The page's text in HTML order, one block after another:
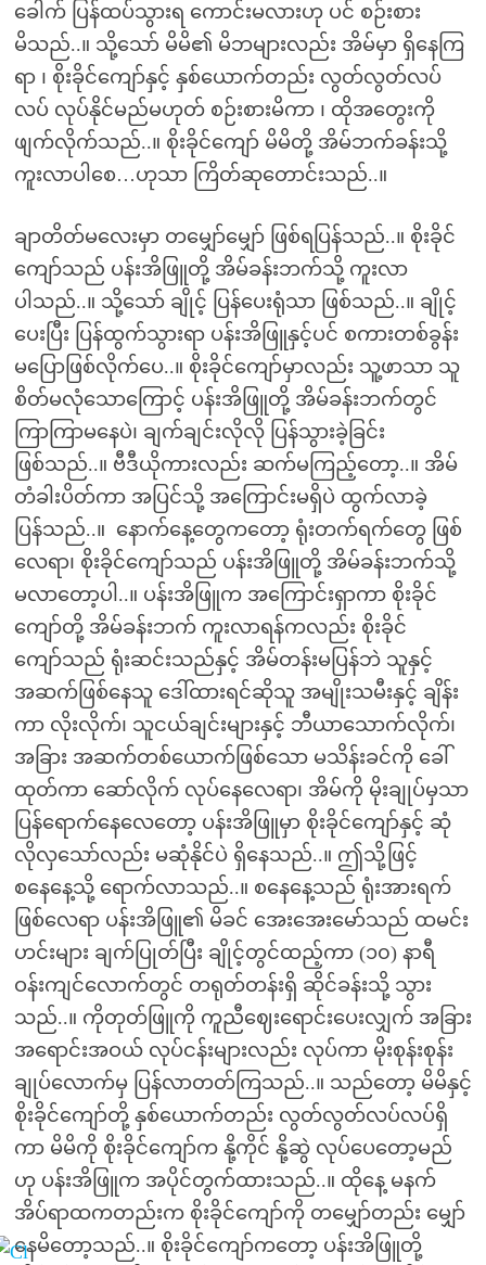
ခေါက် ပြန်ထပ်သွားရ ကောင်းမလားဟု ပင် စဉ်းစား
မိသည်..။ သို့သော် မိမိ၏ မိဘများလည်း အိမ်မှာ ရှိနေကြ
ရာ ၊ စိုးခိုင်ကျော်နှင့် နှစ်ယောက်တည်း လွတ်လွတ်လပ်
လပ် လုပ်နိုင်မည်မဟုတ် စဉ်းစားမိကာ ၊ ထိုအတွေးကို
ဖျက်လိုက်သည်..။ စိုးခိုင်ကျော် မိမိတို့ အိမ်ဘက်ခန်းသို့
ကူးလာပါစေ…ဟုသာ ကြိတ်ဆုတောင်းသည်..။
ချာတိတ်မလေးမှာ တမျှော်မျှော် ဖြစ်ရပြန်သည်..။ စိုးခိုင်
ကျော်သည် ပန်းအိဖြူတို့ အိမ်ခန်းဘက်သို့ ကူးလာ
ပါသည်..။ သို့သော် ချိုင့် ပြန်ပေးရုံသာ ဖြစ်သည်..။ ချိုင့်
ပေးပြီး ပြန်ထွက်သွားရာ ပန်းအိဖြူနှင့်ပင် စကားတစ်ခွန်း
မပြောဖြစ်လိုက်ပေ..။ စိုးခိုင်ကျော်မှာလည်း သူ့ဖာသာ သူ
စိတ်မလုံသောကြောင့် ပန်းအိဖြူတို့ အိမ်ခန်းဘက်တွင်
ကြာကြာမနေပဲ၊ ချက်ချင်းလိုလို ပြန်သွားခဲ့ခြင်း
ဖြစ်သည်..။ ဗီဒီယိုကားလည်း ဆက်မကြည့်တော့..။ အိမ်
တံခါးပိတ်ကာ အပြင်သို့ အကြောင်းမရှိပဲ ထွက်လာခဲ့
ပြန်သည်..။ နောက်နေ့တွေကတော့ ရုံးတက်ရက်တွေ ဖြစ်
လေရာ၊ စိုးခိုင်ကျော်သည် ပန်းအိဖြူတို့ အိမ်ခန်းဘက်သို့
မလာတော့ပါ..။ ပန်းအိဖြူက အကြောင်းရှာကာ စိုးခိုင်
ကျော်တို့ အိမ်ခန်းဘက် ကူးလာရန်ကလည်း စိုးခိုင်
ကျော်သည် ရုံးဆင်းသည်နှင့် အိမ်တန်းမပြန်ဘဲ သူနှင့်
အဆက်ဖြစ်နေသူ ဒေါ်ထားရင်ဆိုသူ အမျိုးသမီးနှင့် ချိန်း
ကာ လိုးလိုက်၊ သူငယ်ချင်းများနှင့် ဘီယာသောက်လိုက်၊
အခြား အဆက်တစ်ယောက်ဖြစ်သော မသိန်းခင်ကို ခေါ်
ထုတ်ကာ ဆော်လိုက် လုပ်နေလေရာ၊ အိမ်ကို မိုးချုပ်မှသာ
ပြန်ရောက်နေလေတော့ ပန်းအိဖြူမှာ စိုးခိုင်ကျော်နှင့် ဆုံ
လိုလှသော်လည်း မဆုံနိုင်ပဲ ရှိနေသည်..။ ဤသို့ဖြင့်
စနေနေ့သို့ ရောက်လာသည်..။ စနေနေ့သည် ရုံးအားရက်
ဖြစ်လေရာ ပန်းအိဖြူ၏ မိခင် အေးအေးမော်သည် ထမင်း
ဟင်းများ ချက်ပြုတ်ပြီး ချိုင့်တွင်ထည့်ကာ (၁၀) နာရီ
ဝန်းကျင်လောက်တွင် တရုတ်တန်းရှိ ဆိုင်ခန်းသို့ သွား
သည်..။ ကိုတုတ်ဖြူကို ကူညီဈေးရောင်းပေးလျှက် အခြား
အရောင်းအဝယ် လုပ်ငန်းများလည်း လုပ်ကာ မိုးစုန်းစုန်း
ချုပ်လောက်မှ ပြန်လာတတ်ကြသည်..။ သည်တော့ မိမိနှင့်
စိုးခိုင်ကျော်တို့ နှစ်ယောက်တည်း လွတ်လွတ်လပ်လပ်ရှိ
ကာ မိမိကို စိုးခိုင်ကျော်က နို့ကိုင် နို့ဆွဲ လုပ်ပေတော့မည်
ဟု ပန်းအိဖြူက အပိုင်တွက်ထားသည်..။ ထိုနေ့ မနက်
အိပ်ရာထကတည်းက စိုးခိုင်ကျော်ကို တမျှော်တည်း မျှော်
နေမိတော့သည်..။ စိုးခိုင်ကျော်ကတော့ ပန်းအိဖြူတို့